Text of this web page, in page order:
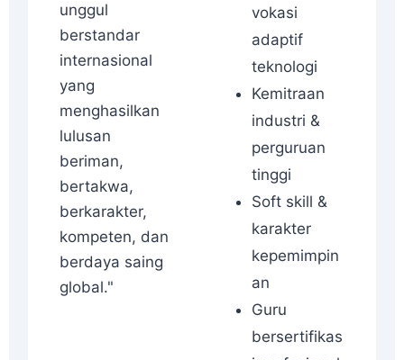
unggul
berstandar
internasional
yang
menghasilkan
lulusan
beriman,
bertakwa,
berkarakter,
kompeten, dan
berdaya saing
global."
vokasi
adaptif
teknologi
Kemitraan
industri &
perguruan
tinggi
Soft skill &
karakter
kepemimpin
an
Guru
bersertifikas